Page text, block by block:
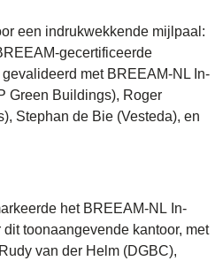
een indrukwekkende mijlpaal:
met BREEAM-NL In-
Green Buildings), Roger
Stephan de Bie (Vesteda), en
het BREEAM-NL In-
toonaangevende kantoor, met
van der Helm (DGBC),